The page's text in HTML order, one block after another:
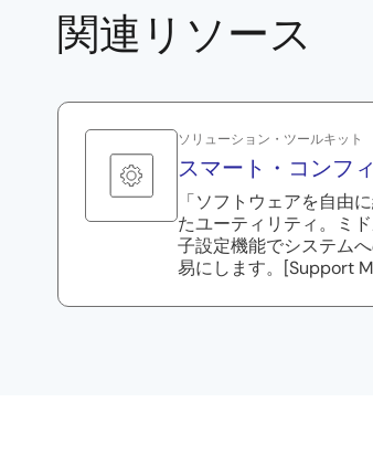
関連リソース
ソリューション・ツールキット
スマート・コンフ
「ソフトウェアを自由
たユーティリティ。ミ
子設定機能でシステム
易にします。[Support